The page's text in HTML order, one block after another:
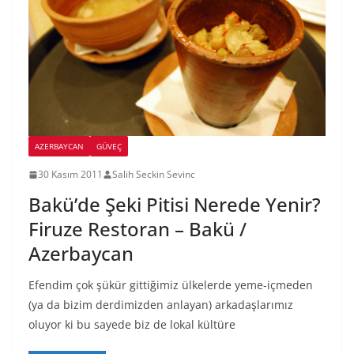
AZERBAYCAN GÜVEÇ
30 Kasım 2011 Salih Seckin Sevinc
Bakü’de Şeki Pitisi Nerede Yenir?
Firuze Restoran – Bakü /
Azerbaycan
Efendim çok şükür gittiğimiz ülkelerde yeme-içmeden
(ya da bizim derdimizden anlayan) arkadaşlarımız
oluyor ki bu sayede biz de lokal kültüre